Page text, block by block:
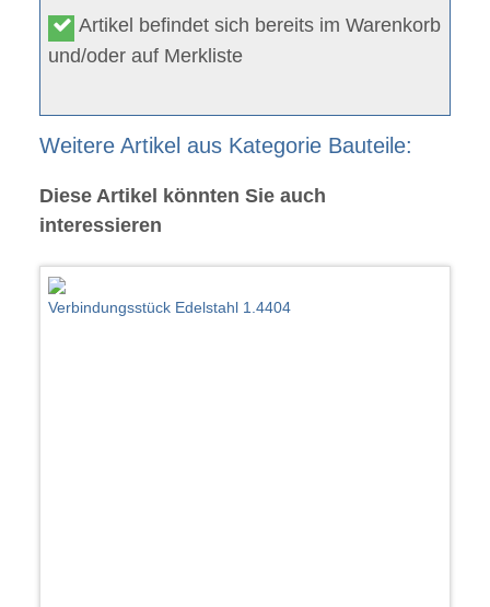
Artikel befindet sich bereits im Warenkorb
und/oder auf Merkliste
Weitere Artikel aus Kategorie Bauteile:
Diese Artikel könnten Sie auch
interessieren
Verbindungsstück Edelstahl 1.4404